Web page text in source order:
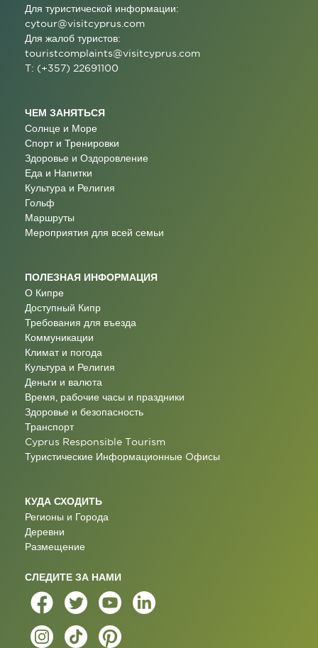
Для туристической информации:
cytour@visitcyprus.com
Для жалоб туристов:
touristcomplaints@visitcyprus.com
T: (+357) 22691100
ЧЕМ ЗАНЯТЬСЯ
Солнце и Море
Спорт и Тренировки
Здоровье и Оздоровление
Еда и Напитки
Культура и Религия
Гольф
Маршруты
Мероприятия для всей семьи
ПОЛЕЗНАЯ ИНФОРМАЦИЯ
О Кипре
Доступный Кипр
Требования для въезда
Коммуникации
Климат и погода
Культура и Религия
Деньги и валюта
Время, рабочие часы и праздники
Здоровье и безопасность
Транспорт
Cyprus Responsible Tourism
Туристические Информационные Oфисы
КУДА СХОДИТЬ
Регионы и Города
Деревни
Размещение
СЛЕДИТЕ ЗА НАМИ